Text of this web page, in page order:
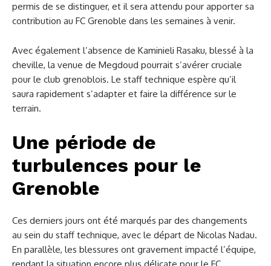
permis de se distinguer, et il sera attendu pour apporter sa
contribution au FC Grenoble dans les semaines à venir.
Avec également l’absence de Kaminieli Rasaku, blessé à la
cheville, la venue de Megdoud pourrait s’avérer cruciale
pour le club grenoblois. Le staff technique espère qu’il
saura rapidement s’adapter et faire la différence sur le
terrain.
Une période de
turbulences pour le
Grenoble
Ces derniers jours ont été marqués par des changements
au sein du staff technique, avec le départ de Nicolas Nadau.
En parallèle, les blessures ont gravement impacté l’équipe,